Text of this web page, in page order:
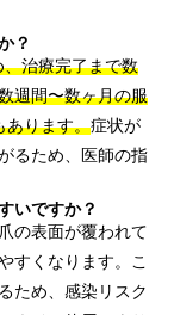
？
治療完了まで数
週間〜数ヶ月の服
あります。症状が
るため、医師の指
いですか？
の表面が覆われて
すくなります。こ
ため、感染リスク